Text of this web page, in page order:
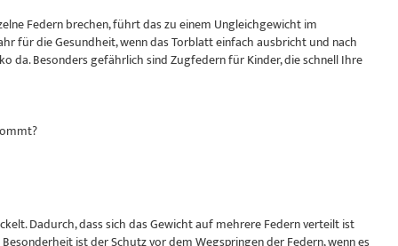
Federn brechen, führt das zu einem Ungleichgewicht im
für die Gesundheit, wenn das Torblatt einfach ausbricht und nach
da. Besonders gefährlich sind Zugfedern für Kinder, die schnell Ihre
Dadurch, dass sich das Gewicht auf mehrere Federn verteilt ist